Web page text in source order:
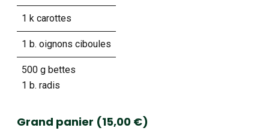
1 k carottes
1 b. oignons ciboules
500 g bettes
1 b. radis
Grand panier (15,00 €)